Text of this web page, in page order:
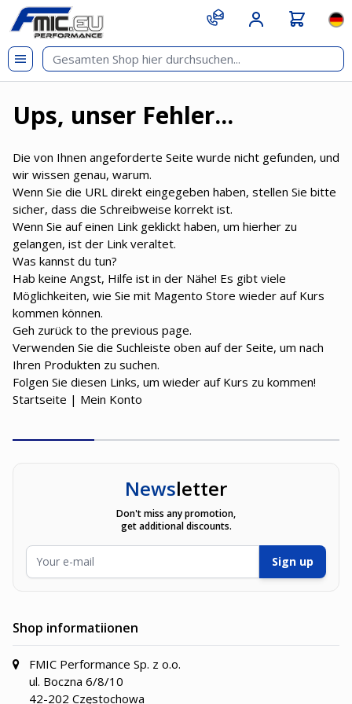
Zum Inhalt springen
git s
Ups, unser Fehler...
Die von Ihnen angeforderte Seite wurde nicht gefunden, und
wir wissen genau, warum.
Wenn Sie die URL direkt eingegeben haben, stellen Sie bitte
sicher, dass die Schreibweise korrekt ist.
Wenn Sie auf einen Link geklickt haben, um hierher zu
gelangen, ist der Link veraltet.
Was kannst du tun?
Hab keine Angst, Hilfe ist in der Nähe! Es gibt viele
Möglichkeiten, wie Sie mit Magento Store wieder auf Kurs
kommen können.
Geh zurück to the previous page.
Verwenden Sie die Suchleiste oben auf der Seite, um nach
Ihren Produkten zu suchen.
Folgen Sie diesen Links, um wieder auf Kurs zu kommen!
Startseite | Mein Konto
Newsletter
Don't miss any promotion,
get additional discounts.
Sign up
Shop informatiionen
FMIC Performance Sp. z o.o.
ul. Boczna 6/8/10
42-202 Częstochowa